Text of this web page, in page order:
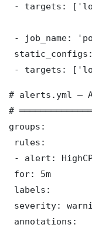
- targets:
- job_name:
static_configs:
- targets:
# alerts.yml —
#
groups:
rules:
- alert:
for: 5m
labels:
severity:
annotations: